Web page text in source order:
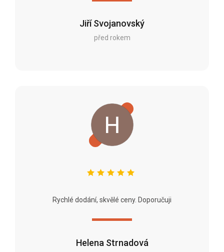
Jiří Svojanovský
před rokem
Helena Strnadová
Rychlé dodání, skvělé ceny. Doporučuji